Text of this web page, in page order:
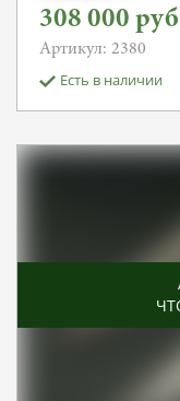
308 000
Артикул: 2380
Есть в наличии